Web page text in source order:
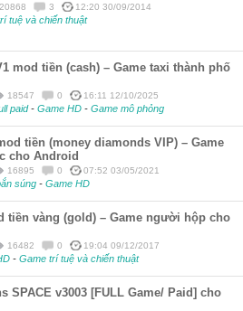
20868 3 12:20 30/09/2014
tuệ và chiến thuật
mod tiền (cash) – Game taxi thành phố
18547 0 16:11 12/10/2025
paid- Game HD - Game mô phỏng
tiền (money diamonds VIP) – Game
cho Android
16895 0 07:52 03/05/2021
súng - Game HD
tiền vàng (gold) – Game người hộp cho
16482 0 19:04 09/12/2017
- Game trí tuệ và chiến thuật
SPACE v3003 [FULL Game/ Paid] cho